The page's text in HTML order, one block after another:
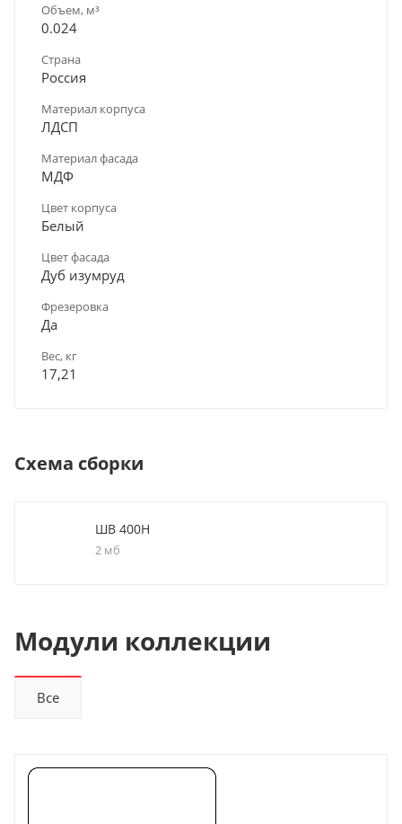
Объем, м³
0.024
Страна
Россия
Материал корпуса
ЛДСП
Материал фасада
МДФ
Цвет корпуса
Белый
Цвет фасада
Дуб изумруд
Фрезеровка
Да
Вес, кг
17,21
Схема сборки
ШВ 400Н
2 мб
Модули коллекции
Все